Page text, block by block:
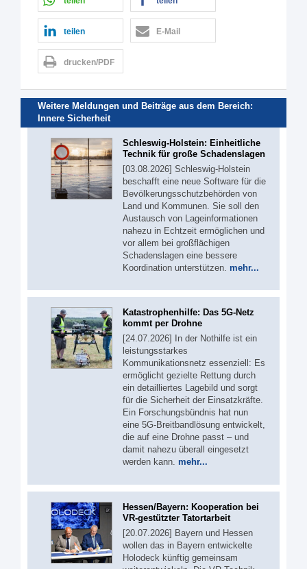
teilen E-Mail
drucken/PDF
Weitere Meldungen und Beiträge aus dem Bereich:
Innere Sicherheit
Schleswig-Holstein: Einheitliche
Technik für große Schadenslagen
[03.08.2026] Schleswig-Holstein
beschafft eine neue Software für die
Bevölkerungsschutzbehörden von
Land und Kommunen. Sie soll den
Austausch von Lageinformationen
nahezu in Echtzeit ermöglichen und
vor allem bei großflächigen
Schadenslagen eine bessere
Koordination unterstützen. mehr...
Katastrophenhilfe: Das 5G-Netz
kommt per Drohne
[24.07.2026] In der Nothilfe ist ein
leistungsstarkes
Kommunikationsnetz essenziell: Es
ermöglicht gezielte Rettung durch
ein detailliertes Lagebild und sorgt
für die Sicherheit der Einsatzkräfte.
Ein Forschungsbündnis hat nun
eine 5G-Breitbandlösung entwickelt,
die auf eine Drohne passt – und
damit nahezu überall eingesetzt
werden kann. mehr...
Hessen/Bayern: Kooperation bei
VR-gestützter Tatortarbeit
[20.07.2026] Bayern und Hessen
wollen das in Bayern entwickelte
Holodeck künftig gemeinsam